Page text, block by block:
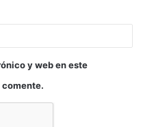
y web en este
comente.